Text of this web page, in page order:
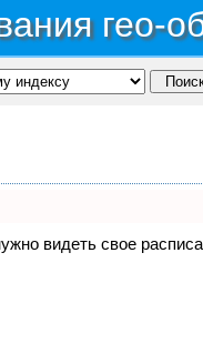
гео-
видеть свое